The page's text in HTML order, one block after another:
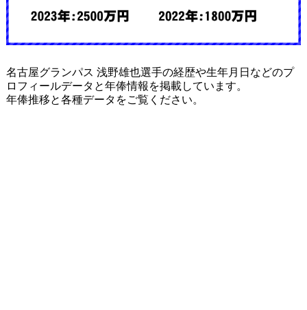
名古屋グランパス 浅野雄也選手の経歴や生年月日などのプ
ロフィールデータと年俸情報を掲載しています。
年俸推移と各種データをご覧ください。